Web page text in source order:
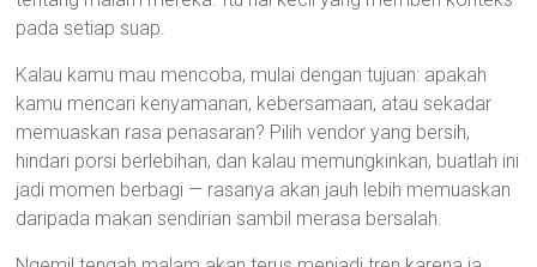
pada setiap suap.
Kalau kamu mau mencoba, mulai dengan tujuan: apakah
kamu mencari kenyamanan, kebersamaan, atau sekadar
memuaskan rasa penasaran? Pilih vendor yang bersih,
hindari porsi berlebihan, dan kalau memungkinkan, buatlah ini
jadi momen berbagi — rasanya akan jauh lebih memuaskan
daripada makan sendirian sambil merasa bersalah.